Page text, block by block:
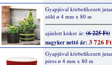
Gyapjúval körbefilcezett
zöld ø 4 mm x 80 m
ajánlott kisker ár:(6 225 Ft)
nagyker nettó ár: 3 726 Ft
Gyapjúval körbefilcezett
piros ø 4 mm x 80 m